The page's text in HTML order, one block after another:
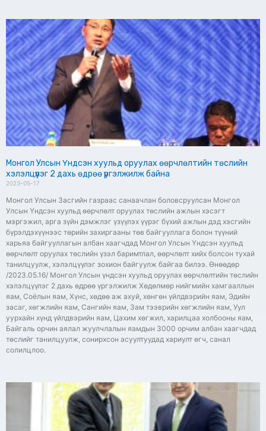
Монгол Улсын Үндсэн хуульд оруулах өөрчлөлтийн төслийн
хэлэлцүүлэг 2 дахь өдрөө үргэлжилж байна
2023-05-17
Монгол Улсын Засгийн газраас санаачлан боловсруулсан Монгол
Улсын Үндсэн хуульд өөрчлөлт оруулах төслийн ажлын хэсэгт
мэргэжил, арга зүйн дэмжлэг үзүүлэх үүрэг бүхий ажлын дэд хэсгийн
бүрэлдэхүүнээс төрийн захиргааны төв байгууллага болон түүний
харьяа байгууллагын албан хаагчдад Монгол Улсын Үндсэн хуульд
өөрчлөлт оруулах төслийн үзэл баримтлал, өөрчлөлт хийх болсон тухай
танилцуулж, хэлэлцүүлэг зохион байгуулж байгаа билээ. Өнөөдөр
/2023.05.16/ Монгол Улсын үндсэн хуульд оруулах өөрчлөлтийн төслийн
хэлэлцүүлэг 2 дахь өдрөө үргэлжилж Хөдөлмөр нийгмийн хамгааллын
яам, Соёлын яам, Хүнс, хөдөө аж ахуй, хөнгөн үйлдвэрийн яам, Эдийн
засаг, хөгжлийн яам, Сангийн яам, Зам тээврийн хөгжлийн яам, Уул
уурхайн хүнд үйлдвэрийн яам, Цахим хөгжил, харилцаа холбооны яам,
Байгаль орчин аялал жуулчлалын яамдын 3000 орчим албан хаагчдад
төслийг танилцуулж, сонирхсон асуултуудад хариулт өгч, санал
солилцлоо.